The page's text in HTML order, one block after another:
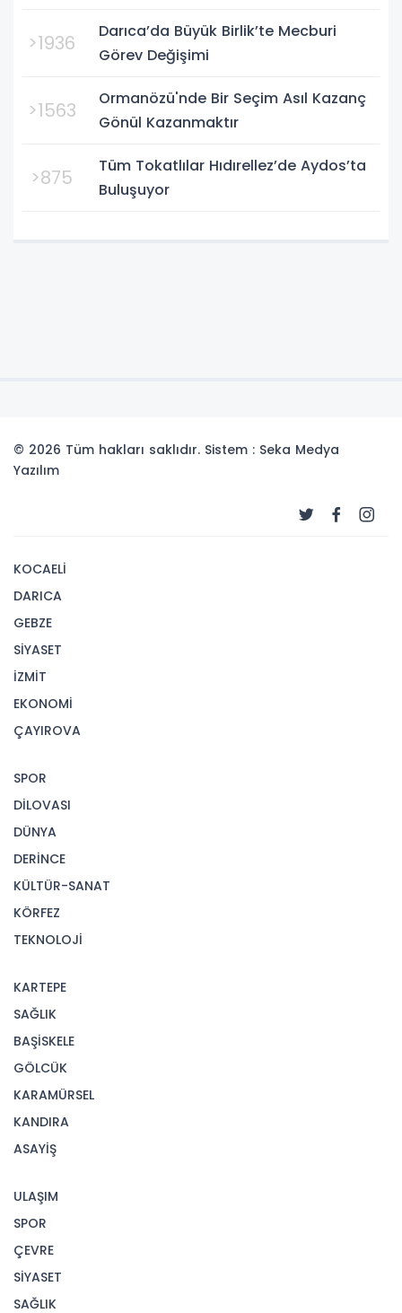
>1936
Darıca’da Büyük Birlik’te Mecburi
Görev Değişimi
>1563
Ormanözü'nde Bir Seçim Asıl Kazanç
Gönül Kazanmaktır
>875
Tüm Tokatlılar Hıdırellez’de Aydos’ta
Buluşuyor
© 2026 Tüm hakları saklıdır. Sistem : Seka Medya
Yazılım
KOCAELİ
DARICA
GEBZE
SİYASET
İZMİT
EKONOMİ
ÇAYIROVA
SPOR
DİLOVASI
DÜNYA
DERİNCE
KÜLTÜR-SANAT
KÖRFEZ
TEKNOLOJİ
KARTEPE
SAĞLIK
BAŞİSKELE
GÖLCÜK
KARAMÜRSEL
KANDIRA
ASAYİŞ
ULAŞIM
SPOR
ÇEVRE
SİYASET
SAĞLIK